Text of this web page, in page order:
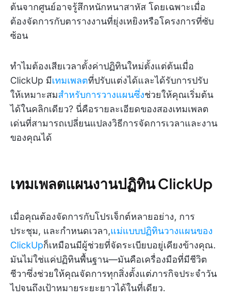
ต้นจากศูนย์อาจรู้สึกหนักหนาสาหัส โดยเฉพาะเมื่อ
ต้องจัดการกับตารางงานที่ยุ่งเหยิงหรือโครงการที่ซับ
ซ้อน
ทำไมต้องเสียเวลาตั้งค่าปฏิทินใหม่ตั้งแต่ต้นเมื่อ
ClickUp มีเทมเพลตที่ปรับแต่งได้และได้รับการปรับ
ให้เหมาะสมสำหรับการวางแผนซึ่งช่วยให้คุณเริ่มต้น
ได้ในคลิกเดียว? นี่คือรายละเอียดของสองเทมเพลต
เด่นที่สามารถเปลี่ยนแปลงวิธีการจัดการเวลาและงาน
ของคุณได้
เทมเพลตแผนงานปฏิทิน ClickUp
เมื่อคุณต้องจัดการกับโปรเจ็กต์หลายอย่าง, การ
ประชุม, และกำหนดเวลา,แม่แบบปฏิทินวางแผนของ
ClickUpก็เหมือนมีผู้ช่วยที่จัดระเบียบอยู่เคียงข้างคุณ.
มันไม่ใช่แค่ปฏิทินพื้นฐาน—มันคือเครื่องมือที่มีชีวิต
ชีวาซึ่งช่วยให้คุณจัดการทุกสิ่งตั้งแต่ภารกิจประจำวัน
ไปจนถึงเป้าหมายระยะยาวได้ในที่เดียว.